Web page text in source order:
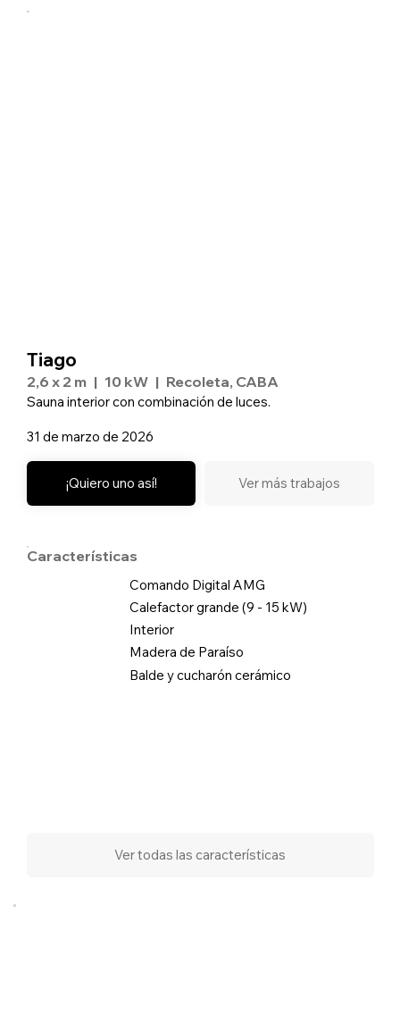
Tiago
2,6 x 2 m | 10 kW | Recoleta, CABA
Sauna interior con combinación de luces.
31 de marzo de 2026
¡Quiero uno así! Ver más trabajos
Características
Comando Digital AMG
Calefactor grande (9 - 15 kW)
Interior
Madera de Paraíso
Balde y cucharón cerámico
Ver todas las características